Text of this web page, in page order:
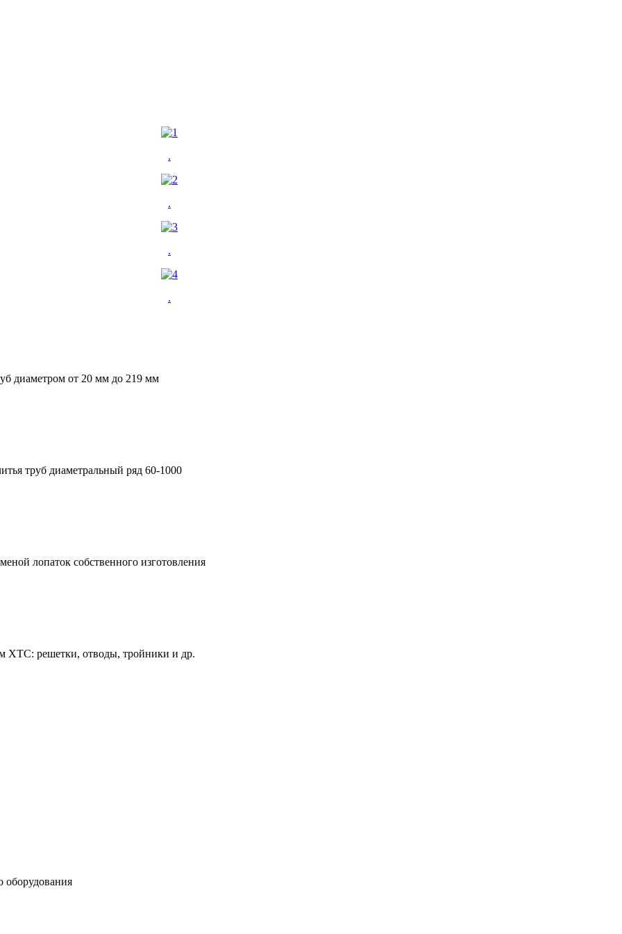
.
.
.
.
диаметром от 20 мм до 219 мм
труб диаметральный ряд 60-1000
лопаток собственного изготовления
ХТС: решетки, отводы, тройники и др.
оборудования